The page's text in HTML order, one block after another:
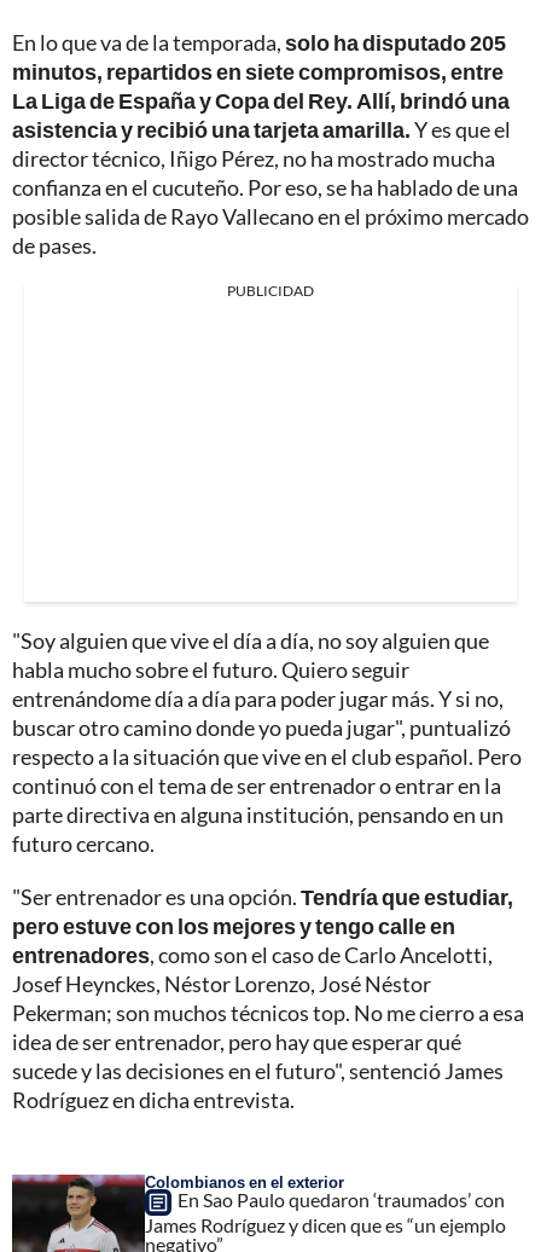
En lo que va de la temporada,solo ha disputado 205
minutos, repartidos en siete compromisos, entre
La Liga de España y Copa del Rey. Allí, brindó una
asistencia y recibió una tarjeta amarilla.Y es que el
director técnico, Iñigo Pérez, no ha mostrado mucha
confianza en el cucuteño. Por eso, se ha hablado de una
posible salida de Rayo Vallecano en el próximo mercado
de pases.
PUBLICIDAD
"Soy alguien que vive el día a día, no soy alguien que
habla mucho sobre el futuro. Quiero seguir
entrenándome día a día para poder jugar más. Y si no,
buscar otro camino donde yo pueda jugar", puntualizó
respecto a la situación que vive en el club español. Pero
continuó con el tema de ser entrenador o entrar en la
parte directiva en alguna institución, pensando en un
futuro cercano.
"Ser entrenador es una opción.Tendría que estudiar,
pero estuve con los mejores y tengo calle en
entrenadores, como son el caso de Carlo Ancelotti,
Josef Heynckes, Néstor Lorenzo, José Néstor
Pekerman; son muchos técnicos top. No me cierro a esa
idea de ser entrenador, pero hay que esperar qué
sucede y las decisiones en el futuro", sentenció James
Rodríguez en dicha entrevista.
Colombianos en el exterior
En Sao Paulo quedaron ‘traumados’ con
James Rodríguez y dicen que es “un ejemplo
negativo”